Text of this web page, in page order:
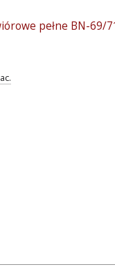
pełne BN-69/